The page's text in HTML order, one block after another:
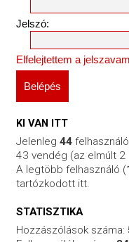
Jelszó:
Elfelejtettem a jelszavam
KI VAN ITT
Jelenleg 44
43 vendég (az elmúlt 2
A legtöbb felhasználó (
tartózkodott itt.
STATISZTIKA
Hozzászólások száma: